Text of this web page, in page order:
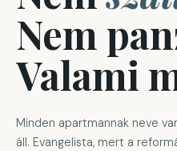
Nem
Valami
Minden apartmannak neve
áll. Evangelista, mert a